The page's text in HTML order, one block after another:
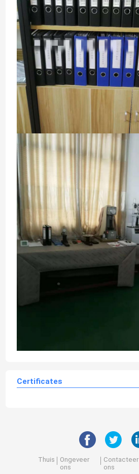
Certificates
Thuis
Ongeveer
ons
Contacteer
ons